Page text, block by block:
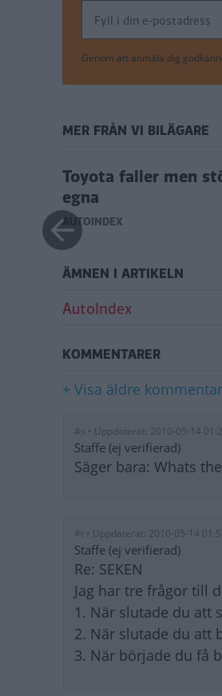
Genom att anmäla dig
MER FRÅN VI BILÄGARE
Toyota faller men
egna
AUTOINDEX
ÄMNEN I ARTIKELN
AutoIndex
KOMMENTARER
+ Visa äldre
#s • Uppdaterat: 2010-05-14
Staffe (ej verifierad)
Säger bara: Whats
#t • Uppdaterat: 2010-05-14
Staffe (ej verifierad)
Re: SEKEN
Jag har tre frågor till
1. När slutade du att
2. När slutade du att
3. När började du få